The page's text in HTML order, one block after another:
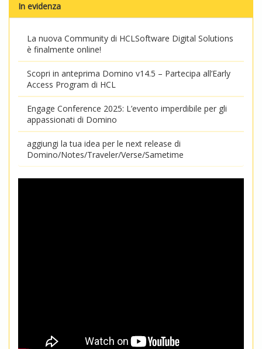
In evidenza
La nuova Community di HCLSoftware Digital Solutions
è finalmente online!
Scopri in anteprima Domino v14.5 – Partecipa all’Early
Access Program di HCL
Engage Conference 2025: L’evento imperdibile per gli
appassionati di Domino
aggiungi la tua idea per le next release di
Domino/Notes/Traveler/Verse/Sametime